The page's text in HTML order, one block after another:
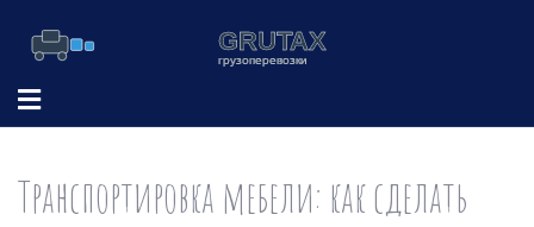
Транспортировка мебели: как сделать